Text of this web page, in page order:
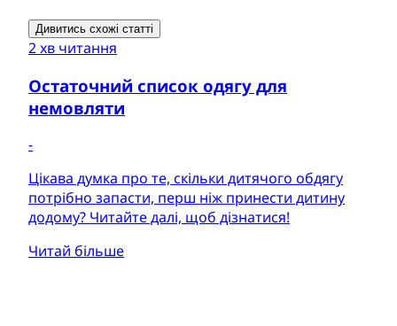
Дивитись схожі статті
2 хв читання
Остаточний список одягу для
немовляти
-
Цікава думка про те, скільки дитячого обдягу
потрібно запасти, перш ніж принести дитину
додому? Читайте далі, щоб дізнатися!
Читай більше